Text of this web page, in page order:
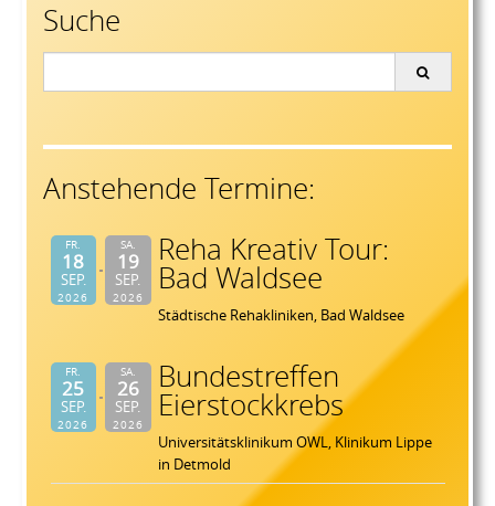
Suche
Anstehende Termine:
FR.
18
SEP.
2026
SA.
19
SEP.
2026
Reha Kreativ Tour:
Bad Waldsee
Städtische Rehakliniken, Bad Waldsee
FR.
25
SEP.
2026
SA.
26
SEP.
2026
Bundestreffen
Eierstockkrebs
Universitätsklinikum OWL, Klinikum Lippe
in Detmold